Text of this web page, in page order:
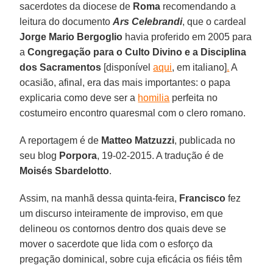
sacerdotes da diocese de Roma recomendando a
leitura do documentoArs Celebrandi, que o cardeal
Jorge Mario Bergoglio havia proferido em 2005 para
aCongregação para o Culto Divino e a Disciplina
dos Sacramentos [disponívelaqui, em italiano]. A
ocasião, afinal, era das mais importantes: o papa
explicaria como deve ser a homilia perfeita no
costumeiro encontro quaresmal com o clero romano.
A reportagem é de Matteo Matzuzzi, publicada no
seu blog Porpora, 19-02-2015. A tradução é de
Moisés Sbardelotto.
Assim, na manhã dessa quinta-feira, Francisco fez
um discurso inteiramente de improviso, em que
delineou os contornos dentro dos quais deve se
mover o sacerdote que lida com o esforço da
pregação dominical, sobre cuja eficácia os fiéis têm